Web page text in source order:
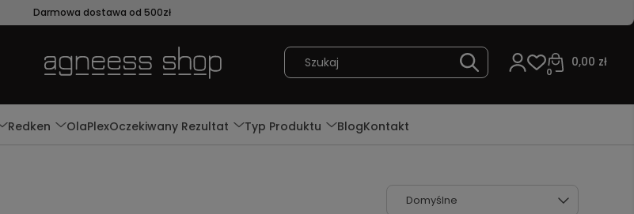
Darmowa dostawa od 500zł
0,00 zł
0
Redken OlaPlexOczekiwany Rezultat Typ Produktu BlogKontakt